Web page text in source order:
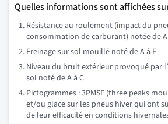
Quelles informations sont affichées
Résistance au roulement (impact du
consommation de carburant) notée de A
Freinage sur sol mouillé noté de A à E
Niveau du bruit extérieur provoqué par
sol noté de A à C
Pictogrammes : 3PMSF (three peaks
et/ou glace sur les pneus hiver qui ont
de leur efficacité en conditions